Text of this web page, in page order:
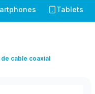
Tablets
cable coaxial